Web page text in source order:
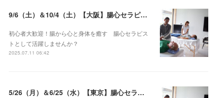
9/6（土）＆10/4（土）【大阪】腸心セラピスト養成コース《２日間コース》開講決定
初心者大歓迎！腸から心と身体を癒す 腸心セラピス
トとして活躍しませんか？
2025.07.11 06:42
5/26（月）＆6/25（水）【東京】腸心セラピスト養成コース《２日間コース》開講決定